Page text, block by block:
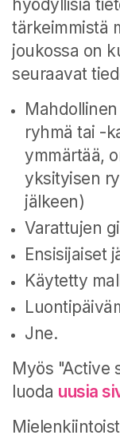
hyödyllisiä
tärkeimmistä
joukossa on
seuraavat
ryhmä tai -
ymmärtää,
yksityisen
jälkeen)
Varattujen
Ensisijaiset
Käytetty
Jne.
Myös "Active
luoda uusia